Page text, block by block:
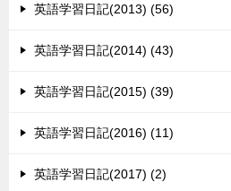
英語学習日記(2013) (56)
英語学習日記(2014) (43)
英語学習日記(2015) (39)
英語学習日記(2016) (11)
英語学習日記(2017) (2)